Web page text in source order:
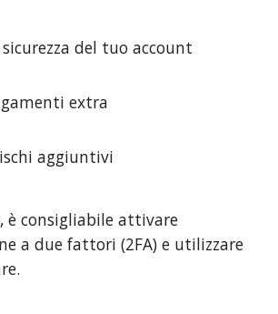
del tuo account
extra
aggiuntivi
è consigliabile attivare
a due fattori (2FA) e utilizzare